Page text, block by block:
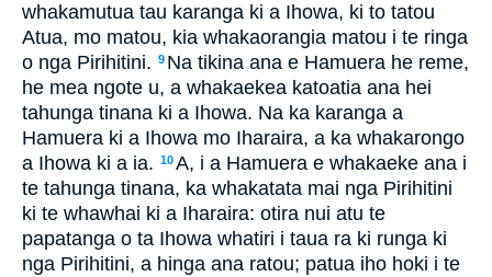
whakamutua tau karanga ki a Ihowa, ki to tatou
Atua, mo matou, kia whakaorangia matou i te ringa
o nga Pirihitini. 9 Na tikina ana e Hamuera he reme,
he mea ngote u, a whakaekea katoatia ana hei
tahunga tinana ki a Ihowa. Na ka karanga a
Hamuera ki a Ihowa mo Iharaira, a ka whakarongo
a Ihowa ki a ia. 10A, i a Hamuera e whakaeke ana i
te tahunga tinana, ka whakatata mai nga Pirihitini
ki te whawhai ki a Iharaira: otira nui atu te
papatanga o ta Ihowa whatiri i taua ra ki runga ki
nga Pirihitini, a hinga ana ratou; patua iho hoki i te